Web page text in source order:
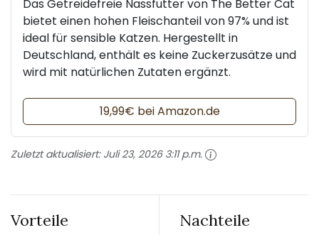
Das Getreidefreie Nassfutter von The Better Cat
bietet einen hohen Fleischanteil von 97% und ist
ideal für sensible Katzen. Hergestellt in
Deutschland, enthält es keine Zuckerzusätze und
wird mit natürlichen Zutaten ergänzt.
19,99€ bei Amazon.de
Zuletzt aktualisiert: Juli 23, 2026 3:11 p.m.
Vorteile Nachteile